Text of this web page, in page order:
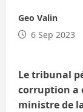
Geo Valin
6 Sep 2023
Le tribunal
corruption a
ministre de